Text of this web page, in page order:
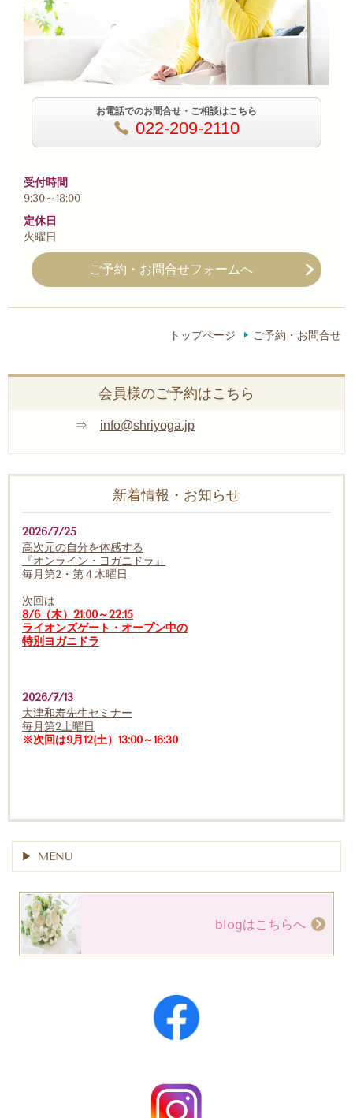
お電話でのお問合せ・ご相談はこちら
022-209-2110
受付時間
9:30～18:00
定休日
火曜日
ご予約・お問合せフォームへ
トップページ ご予約・お問合せ
会員様のご予約はこちら
⇒ info@shriyoga.jp
新着情報・お知らせ
2026/7/25
高次元の自分を体感する
『オンライン・ヨガニドラ』
毎月第2・第４木曜日
次回は
8/6（木）21:00～22:15
ライオンズゲート・オープン中の
特別ヨガニドラ
2026/7/13
大津和寿先生セミナー
毎月第2土曜日
※次回は9月12(土）13:00～16:30
MENU
blogはこちらへ